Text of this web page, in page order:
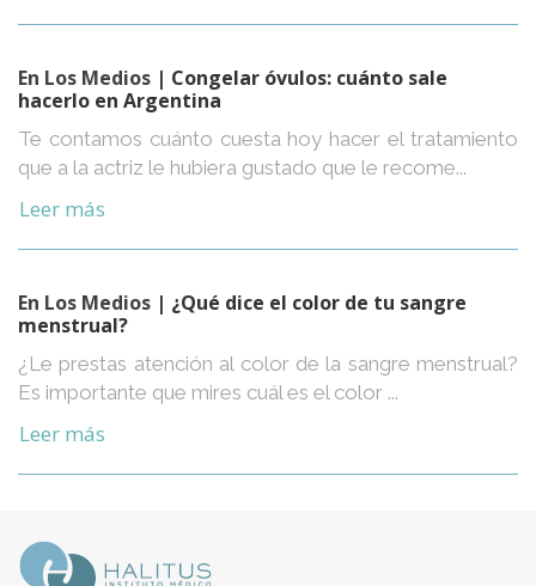
En Los Medios | Congelar óvulos: cuánto sale
hacerlo en Argentina
Te contamos cuánto cuesta hoy hacer el tratamiento
que a la actriz le hubiera gustado que le recome...
Leer más
En Los Medios | ¿Qué dice el color de tu sangre
menstrual?
¿Le prestas atención al color de la sangre menstrual?
Es importante que mires cuál es el color ...
Leer más